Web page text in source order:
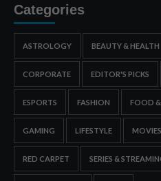
Categories
ASTROLOGY BEAUTY & HEALTH
CORPORATE EDITOR'S PICKS
ESPORTS FASHION FOOD &
GAMING LIFESTYLE MOVIES
RED CARPET SERIES &